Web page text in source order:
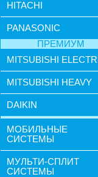
HITACHI
PANASONIC
ПРЕМИУМ
MITSUBISHI
MITSUBISHI HEAVY
DAIKIN
МОБИЛЬНЫЕ
СИСТЕМЫ
МУЛЬТИ-СПЛИТ
СИСТЕМЫ